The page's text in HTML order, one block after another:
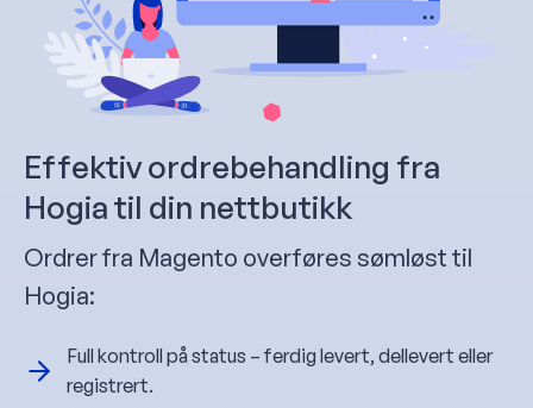
Effektiv ordrebehandling fra
Hogia til din nettbutikk
Ordrer fra Magento overføres sømløst til
Hogia:
Full kontroll på status – ferdig levert, dellevert eller
registrert.